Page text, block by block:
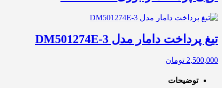
تیغ پرداخت دامار مدل DM501274E-3
2,500,000 تومان
توضیحات